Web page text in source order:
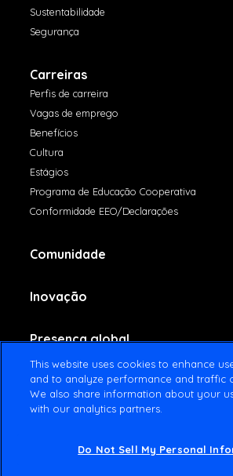
Sustentabilidade
Segurança
Carreiras
Perfis de carreira
Vagas de emprego
Benefícios
Cultura
Estágios
Programa de Educação Cooperativa
Conformidade EEO/Declarações
Comunidade
Inovação
Presença global
Fale conosco
This website uses cookies to enhance
and to analyze performance and traffic
We also share information about your
with our analytics partners.
Do Not Sell My Personal